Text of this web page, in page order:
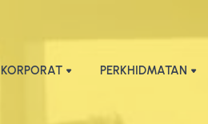
KORPORAT PERKHIDMATAN